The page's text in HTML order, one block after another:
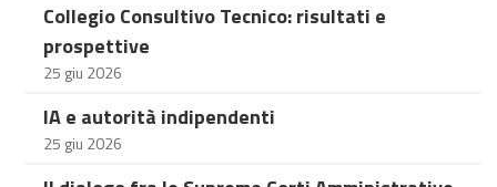
Collegio Consultivo Tecnico: risultati e
prospettive
25 giu 2026
IA e autorità indipendenti
25 giu 2026